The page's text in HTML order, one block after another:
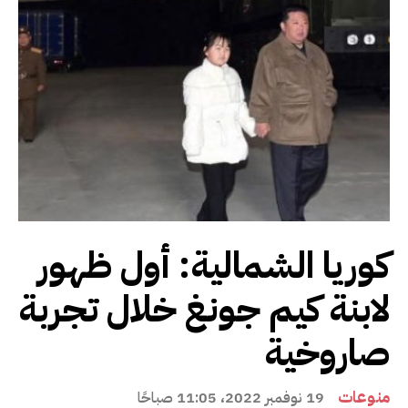
كوريا الشمالية: أول ظهور
لابنة كيم جونغ خلال تجربة
صاروخية
منوعات 19 نوفمبر 2022، 11:05 صباحًا